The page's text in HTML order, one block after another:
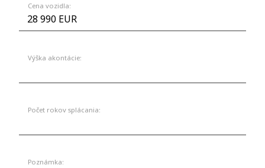
Cena vozidla:
Výška akontácie:
Počet rokov splácania:
Poznámka: